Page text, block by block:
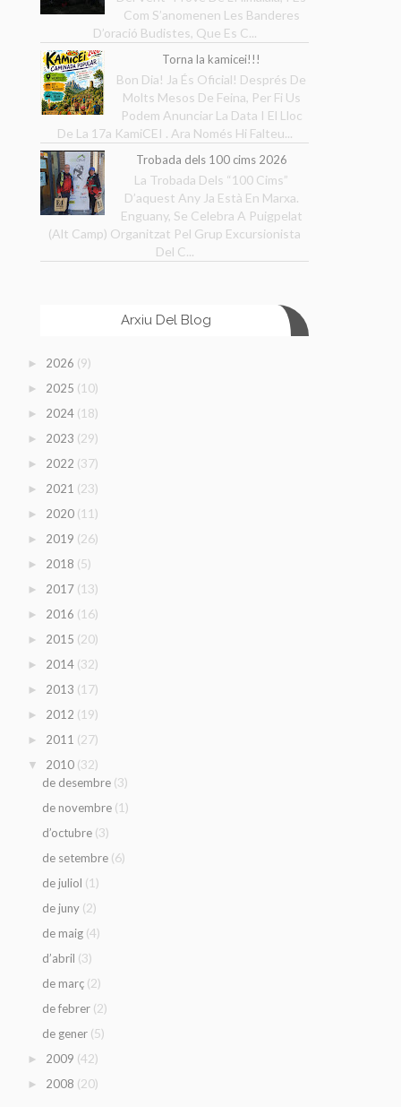
Com S’anomenen Les Banderes
D’oració Budistes, Que Es C...
Torna la kamicei!!!
Bon Dia! Ja És Oficial! Després De
Molts Mesos De Feina, Per Fi Us
Podem Anunciar La Data I El Lloc
De La 17a KamiCEI . Ara Només Hi Falteu...
Trobada dels 100 cims 2026
La Trobada Dels “100 Cims”
D’aquest Any Ja Està En Marxa.
Enguany, Se Celebra A Puigpelat
(Alt Camp) Organitzat Pel Grup Excursionista
Del C...
Arxiu Del Blog
► 2026 (9)
► 2025 (10)
► 2024 (18)
► 2023 (29)
► 2022 (37)
► 2021 (23)
► 2020 (11)
► 2019 (26)
► 2018 (5)
► 2017 (13)
► 2016 (16)
► 2015 (20)
► 2014 (32)
► 2013 (17)
► 2012 (19)
► 2011 (27)
▼ 2010 (32)
de desembre (3)
de novembre (1)
d’octubre (3)
de setembre (6)
de juliol (1)
de juny (2)
de maig (4)
d’abril (3)
de març (2)
de febrer (2)
de gener (5)
► 2009 (42)
► 2008 (20)